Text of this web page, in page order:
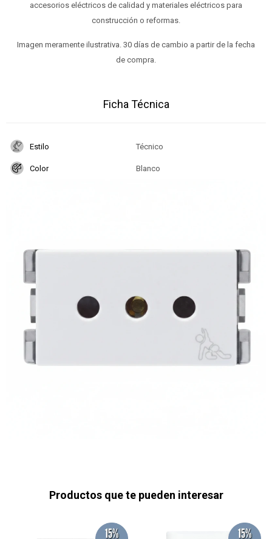
accesorios eléctricos de calidad y materiales eléctricos para
construcción o reformas.
Imagen meramente ilustrativa. 30 días de cambio a partir de la fecha
de compra.
Ficha Técnica
Estilo Técnico
Color Blanco
Productos que te pueden interesar